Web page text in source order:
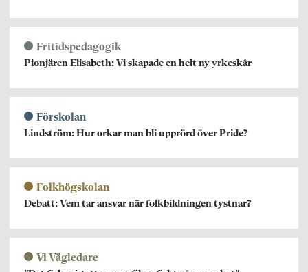
Fritidspedagogik
Pionjären Elisabeth: Vi skapade en helt ny yrkeskår
Förskolan
Lindström: Hur orkar man bli upprörd över Pride?
Folkhögskolan
Debatt: Vem tar ansvar när folkbildningen tystnar?
Vi Vägledare